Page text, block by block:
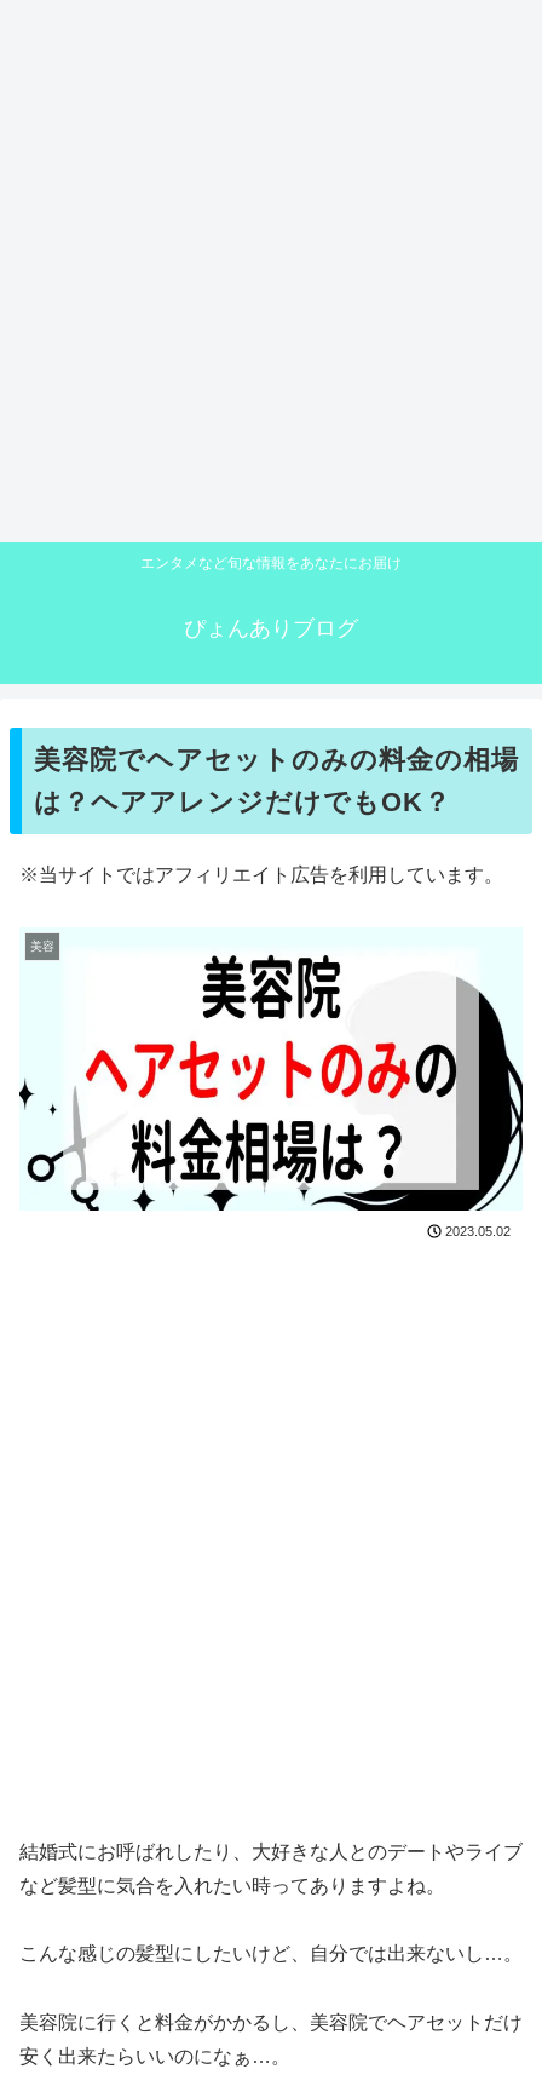
エンタメなど旬な情報をあなたにお届け
ぴょんありブログ
美容院でヘアセットのみの料金の相場
は？ヘアアレンジだけでもOK？
※当サイトではアフィリエイト広告を利用しています。
美容
2023.05.02
結婚式にお呼ばれしたり、大好きな人とのデートやライブ
など髪型に気合を入れたい時ってありますよね。
こんな感じの髪型にしたいけど、自分では出来ないし…。
美容院に行くと料金がかかるし、美容院でヘアセットだけ
安く出来たらいいのになぁ…。